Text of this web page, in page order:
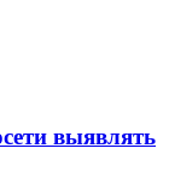
выявлять